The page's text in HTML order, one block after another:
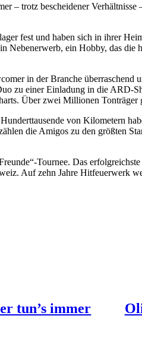
– trotz bescheidener
fest und haben sich in ihrer
ein Hobby, das
in der Branche überraschend
zu einer Einladung in die
Über zwei Millionen Tonträger
von Kilometern
die Amigos zu den größten
Tournee. Das
Auf zehn Jahre Hitfeuerwerk
tun’s immer